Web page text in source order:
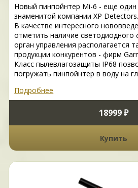
Новый пинпойнтер Mi-6 - еще
знаменитой компании XP Detectors.
В качестве интересного
отметить наличие
орган управления располагается
продукции конкурентов - фирм
Класс пылевлагозащиты IP68
погружать пинпойнтер в воду на
Подробнее
18999 ₽
Купить